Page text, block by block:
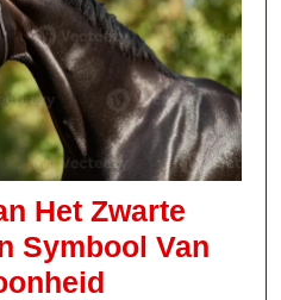
Het Zwarte
Symbool Van